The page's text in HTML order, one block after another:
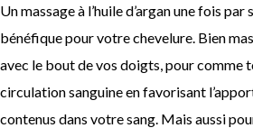
Un massage à l’huile d’argan une fois
bénéfique pour votre chevelure. Bien
avec le bout de vos doigts, pour comme
circulation sanguine en favorisant
contenus dans votre sang. Mais aussi